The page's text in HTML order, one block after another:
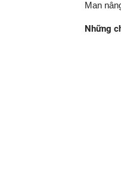
Man
Những